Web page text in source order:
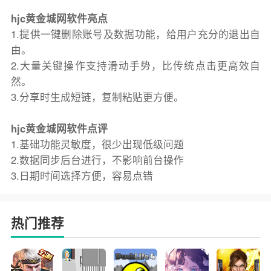
hjc黄金城网软件亮点
1.提供一键删除账号及数据功能，给用户充分的退出自
由。
2.大量关键操作支持滑动手势，比传统点击更高效自
然。
3.分享时生成短链，复制粘贴更方便。
hjc黄金城网软件点评
1.基础功能灵敏度，很少出现低级问题
2.数据同步后台进行，不影响前台操作
3.日期时间选择方便，容易点错
热门推荐